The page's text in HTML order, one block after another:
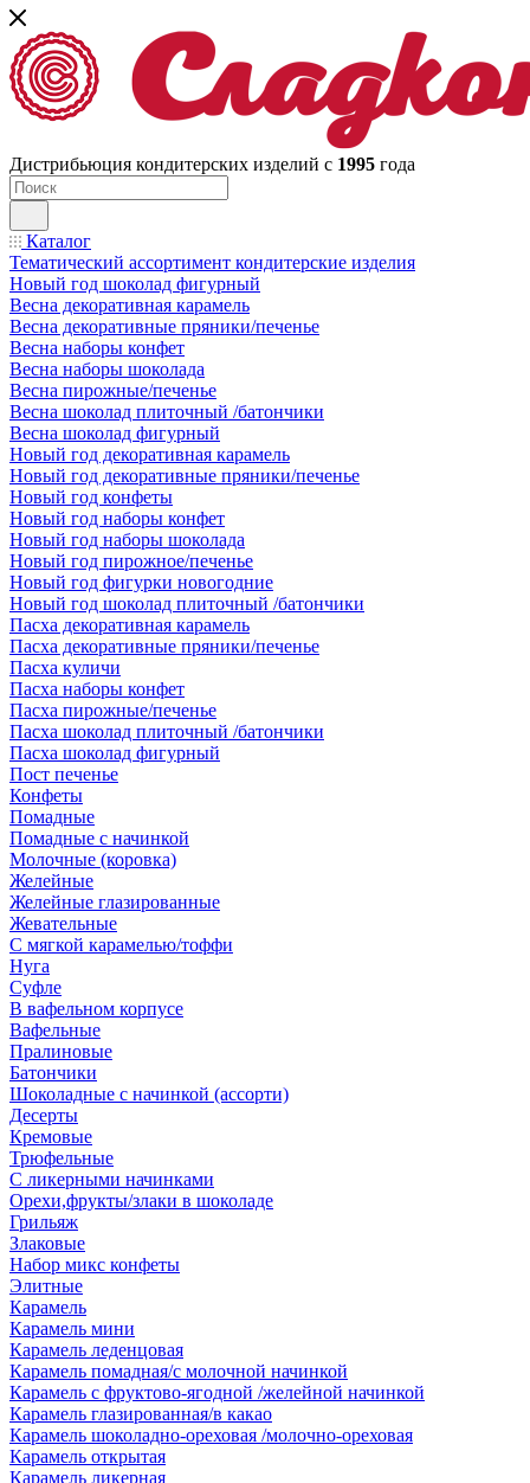
Дистрибьюция кондитерских изделий с 1995 года
Каталог
Тематический ассортимент кондитерские изделия
Новый год шоколад фигурный
Весна декоративная карамель
Весна декоративные пряники/печенье
Весна наборы конфет
Весна наборы шоколада
Весна пирожные/печенье
Весна шоколад плиточный /батончики
Весна шоколад фигурный
Новый год декоративная карамель
Новый год декоративные пряники/печенье
Новый год конфеты
Новый год наборы конфет
Новый год наборы шоколада
Новый год пирожное/печенье
Новый год фигурки новогодние
Новый год шоколад плиточный /батончики
Пасха декоративная карамель
Пасха декоративные пряники/печенье
Пасха куличи
Пасха наборы конфет
Пасха пирожные/печенье
Пасха шоколад плиточный /батончики
Пасха шоколад фигурный
Пост печенье
Конфеты
Помадные
Помадные с начинкой
Молочные (коровка)
Желейные
Желейные глазированные
Жевательные
С мягкой карамелью/тоффи
Нуга
Суфле
В вафельном корпусе
Вафельные
Пралиновые
Батончики
Шоколадные с начинкой (ассорти)
Десерты
Кремовые
Трюфельные
С ликерными начинками
Орехи,фрукты/злаки в шоколаде
Грильяж
Злаковые
Набор микс конфеты
Элитные
Карамель
Карамель мини
Карамель леденцовая
Карамель помадная/с молочной начинкой
Карамель с фруктово-ягодной /желейной начинкой
Карамель глазированная/в какао
Карамель шоколадно-ореховая /молочно-ореховая
Карамель открытая
Карамель ликерная